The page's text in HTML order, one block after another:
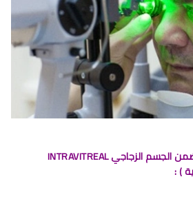
- حقن الدواء الموضعي ضمن الجسم الزجاجي INTRAVITREAL